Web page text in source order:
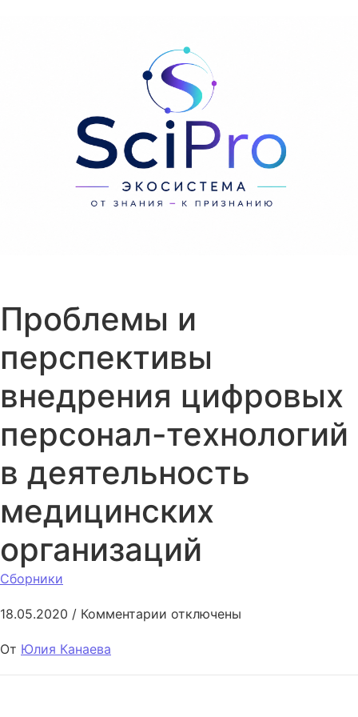
Проблемы и
перспективы
внедрения цифровых
персонал-технологий
в деятельность
медицинских
организаций
Сборники
18.05.2020 / Комментарии к записи Проблемы и
отключены
От Юлия Канаева